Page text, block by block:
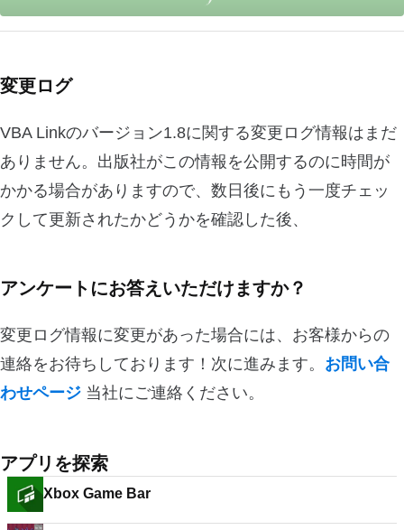
変更ログ
VBA Linkのバージョン1.8に関する変更ログ情報はまだ
ありません。出版社がこの情報を公開するのに時間が
かかる場合がありますので、数日後にもう一度チェッ
クして更新されたかどうかを確認した後、
アンケートにお答えいただけますか？
変更ログ情報に変更があった場合には、お客様からの
連絡をお待ちしております！次に進みます。 お問い合
わせページ 当社にご連絡ください。
アプリを探索
Xbox Game Bar